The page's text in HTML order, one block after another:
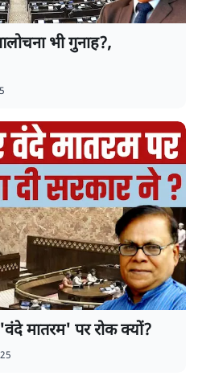
भी गुनाह?,
मातरम' पर रोक क्यों?